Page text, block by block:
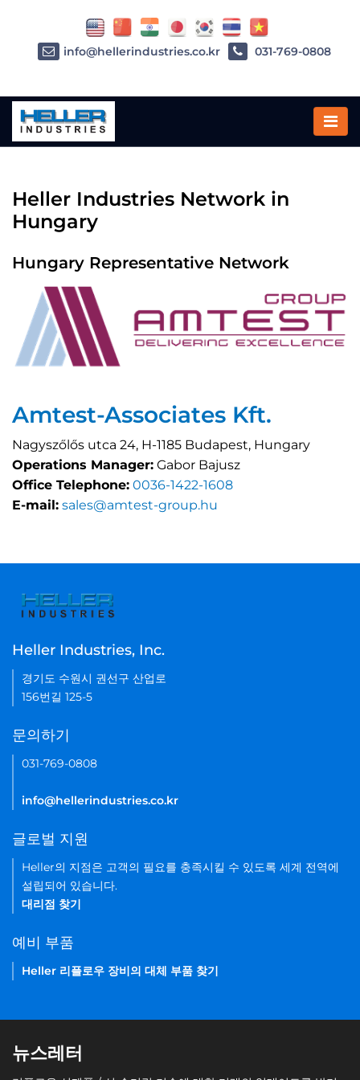
Home»헝가리
Heller Industries Network in
Hungary
Hungary Representative Network
Amtest-Associates Kft.
Nagyszőlős utca 24, H-1185 Budapest, Hungary
Operations Manager: Gabor Bajusz
Office Telephone: 0036-1422-1608
E-mail: sales@amtest-group.hu
info@hellerindustries.co.kr 031-769-0808
Heller Industries, Inc.
경기도 수원시 권선구 산업로
156번길 125-5
문의하기
031-769-0808
info@hellerindustries.co.kr
글로벌 지원
Heller의 지점은 고객의 필요를 충족시킬 수 있도록 세계 전역에
설립되어 있습니다.
대리점 찾기
예비 부품
Heller 리플로우 장비의 대체 부품 찾기
뉴스레터